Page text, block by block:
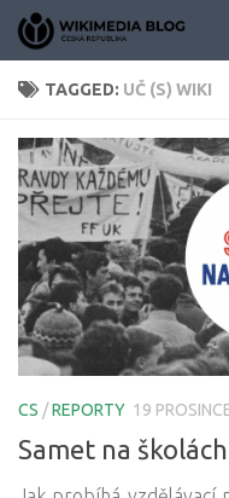
Skip to content
TAGGED: UČ (S) WIKI
CS /REPORTY 19
Samet na